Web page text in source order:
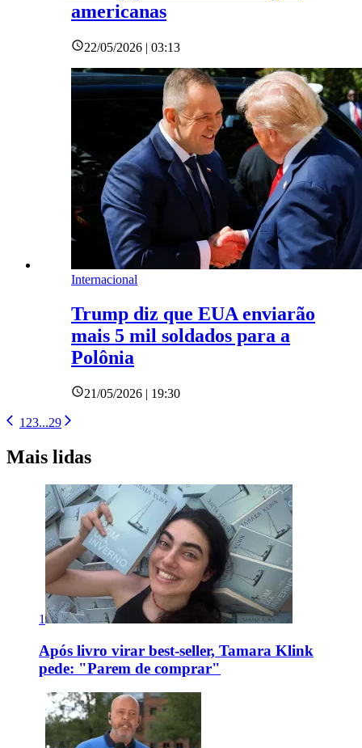
americanas
22/05/2026 | 03:13
Internacional
Trump diz que EUA enviarão
mais 5 mil soldados para a
Polônia
21/05/2026 | 19:30
1 23...29
Mais lidas
1
Após livro virar best-seller, Tamara Klink
pede: "Parem de comprar"